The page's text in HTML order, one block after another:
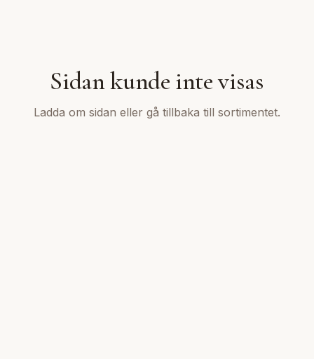
Sidan kunde inte visas
Ladda om sidan eller gå tillbaka till sortimentet.